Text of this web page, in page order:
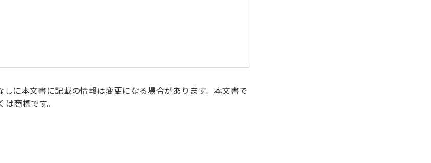
に本文書に記載の情報は変更になる場合があります。本文書で
商標です。